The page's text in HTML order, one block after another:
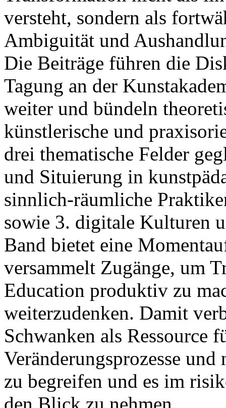
versteht, sondern als
Ambiguität und
Die Beiträge führen die
Tagung an der
weiter und bündeln
künstlerische und
drei thematische Felder
und Situierung in
sinnlich-räumliche
sowie 3. digitale Kulturen
Band bietet eine
versammelt Zugänge, um
Education produktiv zu
weiterzudenken. Damit
Schwanken als Ressource
Veränderungsprozesse
zu begreifen und es im